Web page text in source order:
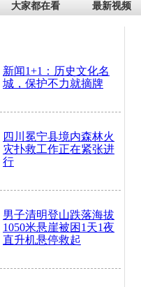
大家都在看 最新视频
新闻1+1：历史文化名
城，保护不力就摘牌
四川冕宁县境内森林火
灾扑救工作正在紧张进
行
男子清明登山跌落海拔
1050米悬崖被困1天1夜
直升机悬停救起